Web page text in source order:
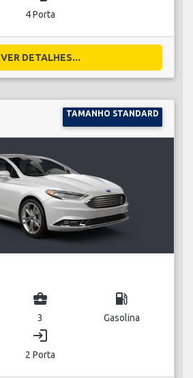
4 Porta
VER DETALHES...
TAMANHO STANDARD
business_center
3
local_gas_station
Gasolina
login
2 Porta